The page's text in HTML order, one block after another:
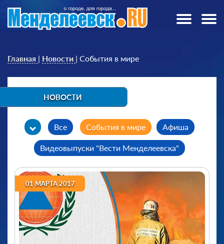
Главная | Новости | События в мире
НОВОСТИ
Все События в мире Афиша
Видеовыпуски "Вести Менделеевска"
Выпуски "Одним дублем"
Городские новости Дорожный патруль
Интересные факты и события Конкурс
Культура Мероприятия и праздники
01 МАРТА 2017